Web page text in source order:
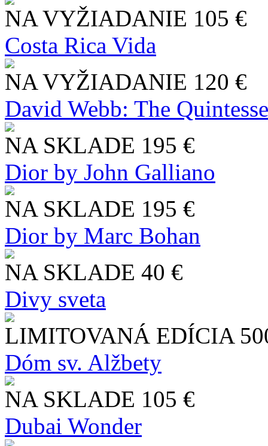
NA VYŽIADANIE 105 €
Costa Rica Vida
NA VYŽIADANIE 120 €
David Webb: The
NA SKLADE 195 €
Dior by John Galliano
NA SKLADE 195 €
Dior by Marc Bohan
NA SKLADE 40 €
Divy sveta
LIMITOVANÁ EDÍCIA
Dóm sv. Alžbety
NA SKLADE 105 €
Dubai Wonder